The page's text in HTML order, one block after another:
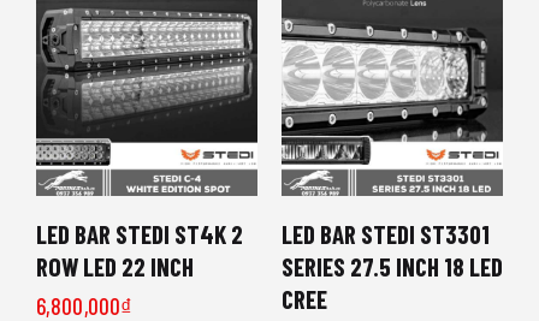
LED BAR STEDI ST4K 2
ROW LED 22 INCH
6,800,000₫
LED BAR STEDI ST3301
SERIES 27.5 INCH 18 LED
CREE